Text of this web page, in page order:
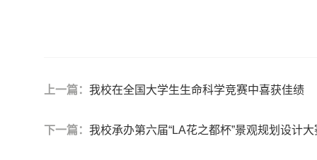
上一篇： 我校在全国大学生生命科学竞赛中喜获佳绩
下一篇： 我校承办第六届“LA花之都杯”景观规划设计